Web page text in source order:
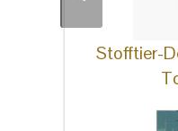
Stofftier-